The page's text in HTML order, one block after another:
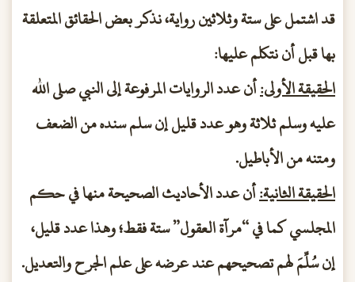
قد اشتمل على ستة وثلاثين رواية، نذكر بعض الحقائق المتعلقة
بها قبل أن نتكلم عليها:
الحقيقة الأولى:أن عدد الروايات المرفوعة إلى النبي صلى الله
عليه وسلم ثلاثة وهو عدد قليل إن سلم سنده من الضعف
ومتنه من الأباطيل.
الحقيقة الثانية:أن عدد الأحاديث الصحيحة منها في حكم
المجلسي كما في “مرآة العقول” ستة فقط؛ وهذا عدد قليل،
إن سُلِّمَ لهم تصحيحهم عند عرضه على علم الجرح والتعديل.